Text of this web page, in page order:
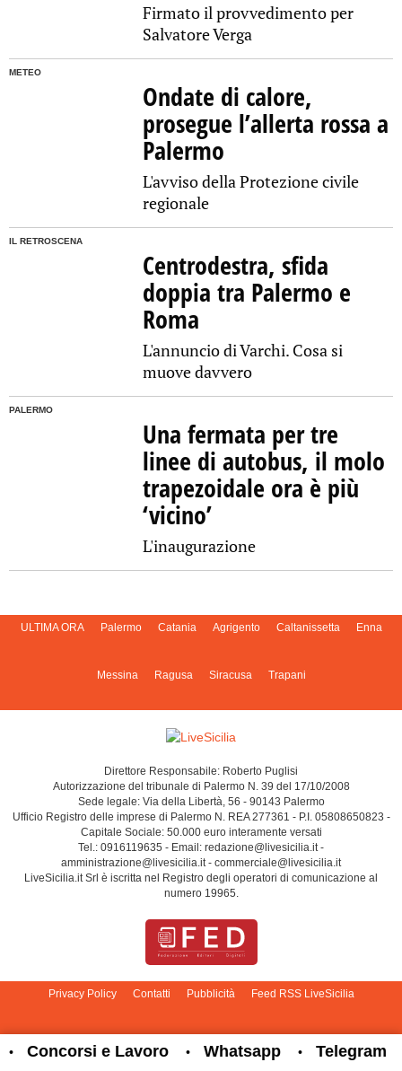
Concorsi e Lavoro Whatsapp Telegram
Firmato il provvedimento per
Salvatore Verga
METEO
Ondate di calore,
prosegue l’allerta rossa a
Palermo
L'avviso della Protezione civile
regionale
IL RETROSCENA
Centrodestra, sfida
doppia tra Palermo e
Roma
L'annuncio di Varchi. Cosa si
muove davvero
PALERMO
Una fermata per tre
linee di autobus, il molo
trapezoidale ora è più
‘vicino’
L'inaugurazione
ULTIMA ORA Palermo Catania Agrigento Caltanissetta Enna
Messina Ragusa Siracusa Trapani
Direttore Responsabile: Roberto Puglisi
Autorizzazione del tribunale di Palermo N. 39 del 17/10/2008
Sede legale: Via della Libertà, 56 - 90143 Palermo
Ufficio Registro delle imprese di Palermo N. REA 277361 - P.I. 05808650823 -
Capitale Sociale: 50.000 euro interamente versati
Tel.: 0916119635 - Email: redazione@livesicilia.it -
amministrazione@livesicilia.it - commerciale@livesicilia.it
LiveSicilia.it Srl è iscritta nel Registro degli operatori di comunicazione al
numero 19965.
Privacy Policy Contatti Pubblicità Feed RSS LiveSicilia